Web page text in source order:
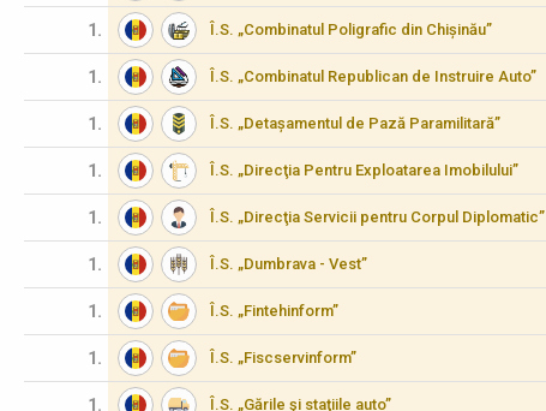
1. Î.S. „Combinatul Poligrafic din Chișinău”
1. Î.S. „Combinatul Republican de Instruire Auto”
1. Î.S. „Detașamentul de Pază Paramilitară”
1. Î.S. „Direcţia Pentru Exploatarea Imobilului”
1. Î.S. „Direcţia Servicii pentru Corpul Diplomatic”
1. Î.S. „Dumbrava - Vest”
1. Î.S. „Fintehinform”
1. Î.S. „Fiscservinform”
1. Î.S. „Gările şi staţiile auto”